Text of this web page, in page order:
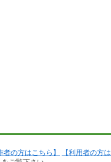
者の方はこちら】
【利用者の方